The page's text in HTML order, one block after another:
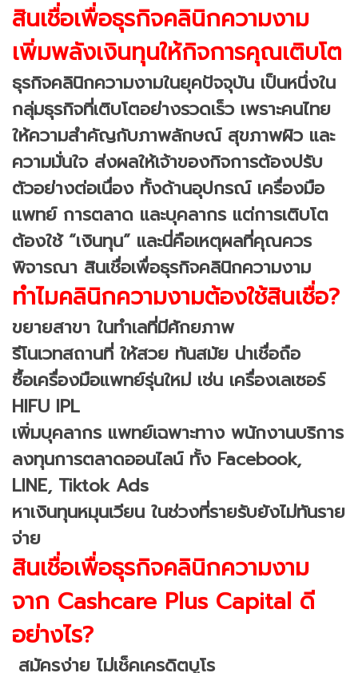
สินเชื่อเพื่อธุรกิจคลินิกความงาม
เพิ่มพลังเงินทุนให้กิจการคุณเติบโต
ธุรกิจคลินิกความงามในยุคปัจจุบัน เป็นหนึ่งใน
กลุ่มธุรกิจที่เติบโตอย่างรวดเร็ว เพราะคนไทย
ให้ความสำคัญกับภาพลักษณ์ สุขภาพผิว และ
ความมั่นใจ ส่งผลให้เจ้าของกิจการต้องปรับ
ตัวอย่างต่อเนื่อง ทั้งด้านอุปกรณ์ เครื่องมือ
แพทย์ การตลาด และบุคลากร แต่การเติบโต
ต้องใช้ “เงินทุน” และนี่คือเหตุผลที่คุณควร
พิจารณา สินเชื่อเพื่อธุรกิจคลินิกความงาม
ทำไมคลินิกความงามต้องใช้สินเชื่อ?
ขยายสาขา ในทำเลที่มีศักยภาพ
รีโนเวทสถานที่ ให้สวย ทันสมัย น่าเชื่อถือ
ซื้อเครื่องมือแพทย์รุ่นใหม่ เช่น เครื่องเลเซอร์
HIFU IPL
เพิ่มบุคลากร แพทย์เฉพาะทาง พนักงานบริการ
ลงทุนการตลาดออนไลน์ ทั้ง Facebook,
LINE, Tiktok Ads
หาเงินทุนหมุนเวียน ในช่วงที่รายรับยังไม่ทันราย
จ่าย
สินเชื่อเพื่อธุรกิจคลินิกความงาม
จาก Cashcare Plus Capital ดี
อย่างไร?
สมัครง่าย ไม่เช็คเครดิตบูโร